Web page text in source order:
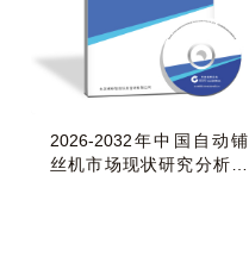
2026-2032年中国自动铺
丝机市场现状研究分析与